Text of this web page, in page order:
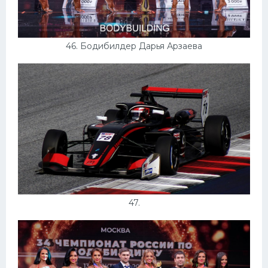
46. Бодибилдер Дарья Арзаева
47.